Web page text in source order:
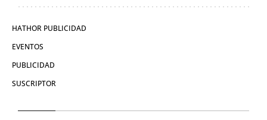
HATHOR PUBLICIDAD
EVENTOS
PUBLICIDAD
SUSCRIPTOR